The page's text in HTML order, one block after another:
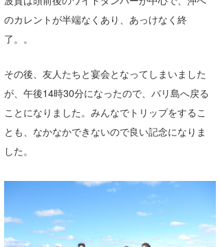
のカレントが半端なくあり、あっけなく終
了。。
その後、友人たちと宴会となってしまいました
が、午後14時30分になったので、バリ島へ戻る
ことになりました。みんなでトリップをするこ
とも、なかなかできないので良い記念になりま
した。